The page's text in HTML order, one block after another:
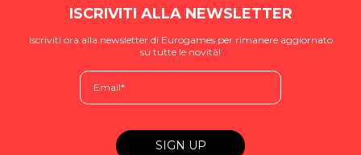
ISCRIVITI ALLA NEWSLETTER
Iscriviti ora alla newsletter di Eurogames per rimanere aggiornato
su tutte le novità!